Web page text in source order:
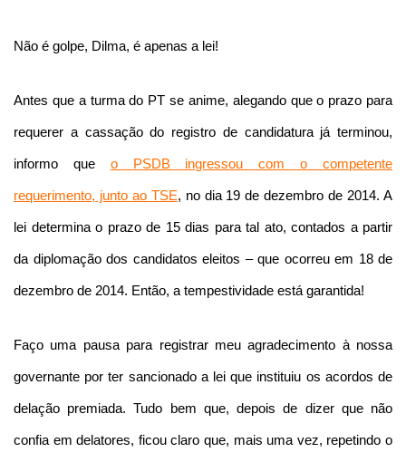
Não é golpe, Dilma, é apenas a lei!
Antes que a turma do PT se anime, alegando que o prazo para
requerer a cassação do registro de candidatura já terminou,
informo que o PSDB ingressou com o competente
requerimento, junto ao TSE, no dia 19 de dezembro de 2014. A
lei determina o prazo de 15 dias para tal ato, contados a partir
da diplomação dos candidatos eleitos – que ocorreu em 18 de
dezembro de 2014. Então, a tempestividade está garantida!
Faço uma pausa para registrar meu agradecimento à nossa
governante por ter sancionado a lei que instituiu os acordos de
delação premiada. Tudo bem que, depois de dizer que não
confia em delatores, ficou claro que, mais uma vez, repetindo o